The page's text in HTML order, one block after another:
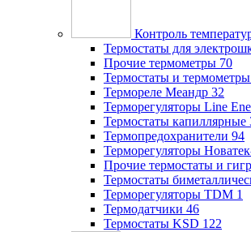
Контроль
Термостаты для
Прочие термометры 70
Термостаты и
Термореле Меандр 32
Терморегуляторы Line
Термостаты капиллярные
Термопредохранители 94
Терморегуляторы
Прочие термостаты и
Термостаты
Терморегуляторы TDM 1
Термодатчики 46
Термостаты KSD 122